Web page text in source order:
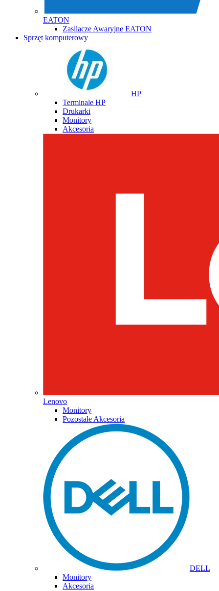
EATON
Zasilacze Awaryjne EATON
Sprzęt komputerowy
HP
Terminale HP
Drukarki
Monitory
Akcesoria
Lenovo
Monitory
Pozostałe Akcesoria
DELL
Monitory
Akcesoria